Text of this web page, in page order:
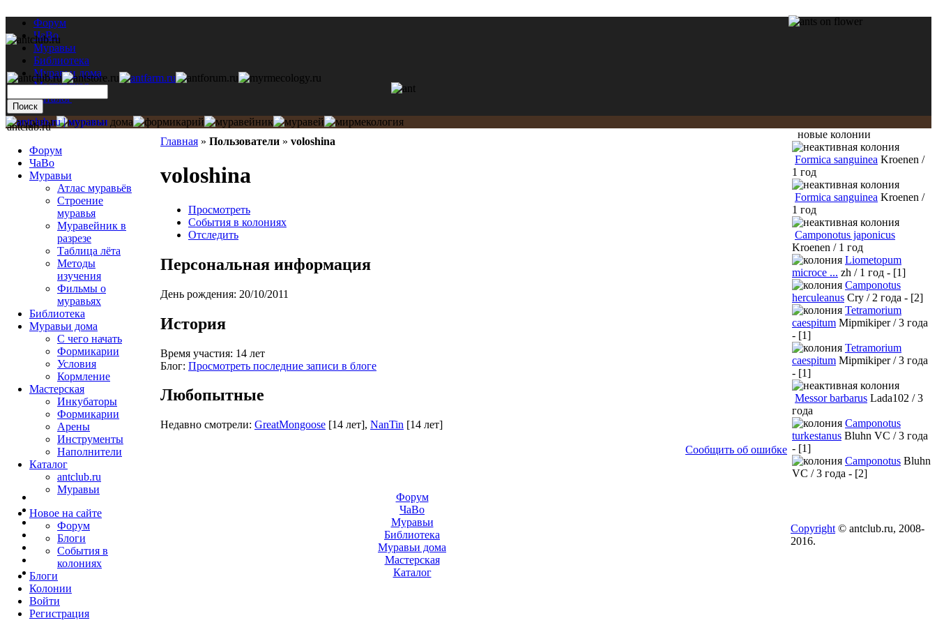
Форум
ЧаВо
Муравьи
Библиотека
Муравьи дома
Мастерская
Каталог
Главная » Пользователи » voloshina
voloshina
Просмотреть
События в колониях
Отследить
Персональная информация
День рождения: 20/10/2011
История
Время участия: 14 лет
Блог: Просмотреть последние записи в блоге
Любопытные
Недавно смотрели: GreatMongoose [14 лет], NanTin [14 лет]
Сообщить об ошибке
antclub.ru
Форум
ЧаВо
Муравьи
Атлас муравьёв
Строение
муравья
Муравейник в
разрезе
Таблица лёта
Методы
изучения
Фильмы о
муравьях
Библиотека
Муравьи дома
С чего начать
Формикарии
Условия
Кормление
Мастерская
Инкубаторы
Формикарии
Арены
Инструменты
Наполнители
Каталог
antclub.ru
Муравьи
Новое на сайте
Форум
Блоги
События в
колониях
Блоги
Колонии
Войти
Peгиcтpaция
новые колонии
Formica sanguinea Kroenen /
1 год
Formica sanguinea Kroenen /
1 год
Camponotus japonicus
Kroenen / 1 год
Liometopum
microce ... zh / 1 год - [1]
Camponotus
herculeanus Cry / 2 года - [2]
Tetramorium
caespitum Mipmikiper / 3 года
- [1]
Tetramorium
caespitum Mipmikiper / 3 года
- [1]
Messor barbarus Lada102 / 3
года
Camponotus
turkestanus Bluhn VC / 3 года
- [1]
Camponotus Bluhn
VC / 3 года - [2]
Форум
ЧаВо
Муравьи
Библиотека
Муравьи дома
Мастерская
Каталог
Copyright © antclub.ru, 2008-
2016.